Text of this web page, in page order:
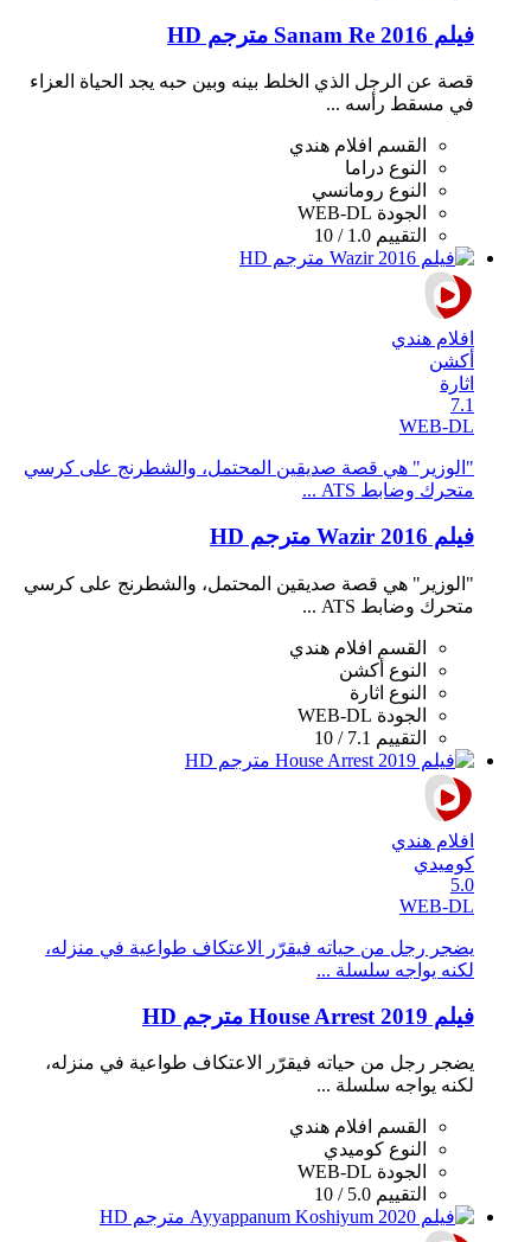
فيلم Sanam Re 2016 مترجم HD
قصة عن الرجل الذي الخلط بينه وبين حبه يجد الحياة العزاء
في مسقط رأسه ...
القسم
افلام هندي
النوع دراما
النوع رومانسي
الجودة WEB-DL
التقييم 1.0 / 10
افلام هندي
أكشن
اثارة
7.1
WEB-DL
"الوزير" هي قصة صديقين المحتمل، والشطرنج على كرسي
متحرك وضابط ATS ...
فيلم Wazir 2016 مترجم HD
"الوزير" هي قصة صديقين المحتمل، والشطرنج على كرسي
متحرك وضابط ATS ...
القسم
افلام هندي
النوع أكشن
النوع اثارة
الجودة WEB-DL
التقييم 7.1 / 10
افلام هندي
كوميدي
5.0
WEB-DL
يضجر رجل من حياته فيقرّر الاعتكاف طواعية في منزله،
لكنه يواجه سلسلة ...
فيلم House Arrest 2019 مترجم HD
يضجر رجل من حياته فيقرّر الاعتكاف طواعية في منزله،
لكنه يواجه سلسلة ...
القسم
افلام هندي
النوع كوميدي
الجودة WEB-DL
التقييم 5.0 / 10